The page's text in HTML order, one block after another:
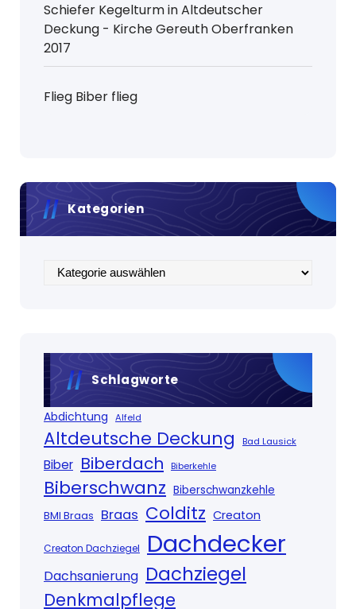
Schiefer Kegelturm in Altdeutscher
Deckung - Kirche Gereuth Oberfranken
2017
Flieg Biber flieg
Kategorien
Kategorien
Schlagworte
Abdichtung Alfeld
Altdeutsche Deckung Bad Lausick
Biber Biberdach Biberkehle
Biberschwanz Biberschwanzkehle
BMI Braas Braas Colditz Creaton
Creaton Dachziegel Dachdecker
Dachsanierung Dachziegel
Denkmalpflege